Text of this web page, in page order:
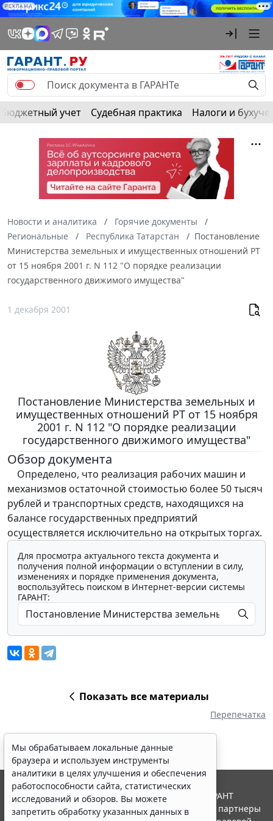
РЕКЛАМА
Бюджетный учет Судебная практика Налоги и
Новости и аналитика
Горячие документы
Региональные
Республика Татарстан
Постановление
Министерства земельных и имущественных отношений РТ
от 15 ноября 2001 г. N 112 "О порядке реализации
государственного движимого имущества"
1 декабря 2001
Постановление Министерства земельных и
имущественных отношений РТ от 15 ноября
2001 г. N 112 "О порядке реализации
государственного движимого имущества"
Обзор документа
Определено, что реализация рабочих машин и
механизмов остаточной стоимостью более 50 тысяч
рублей и транспортных средств, находящихся на
балансе государственных предприятий
осуществляется исключительно на открытых торгах.
Для просмотра актуального текста документа и
получения полной информации о вступлении в силу,
изменениях и порядке применения документа,
воспользуйтесь поиском в Интернет-версии системы
ГАРАНТ:
Показать все материалы
Перепечатка
Мы обрабатываем локальные данные
браузера и используем инструменты
аналитики в целях улучшения и обеспечения
работоспособности сайта, статистических
исследований и обзоров. Вы можете
запретить обработку указанных данных в
© ООО "НПП "ГАРАНТ-СЕРВИС", 2026. Система ГАРАНТ
выпускается с 1990 года. Компания "Гарант" и ее партнеры